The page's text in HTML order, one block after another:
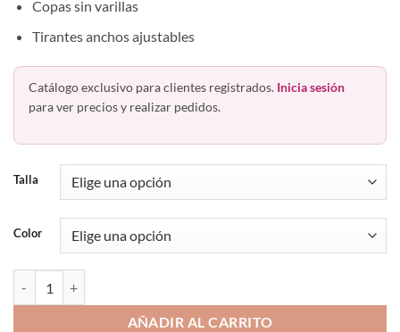
Copas sin varillas
Tirantes anchos ajustables
Catálogo exclusivo para clientes registrados. Inicia sesión
para ver precios y realizar pedidos.
Talla
Color
AÑADIR AL CARRITO